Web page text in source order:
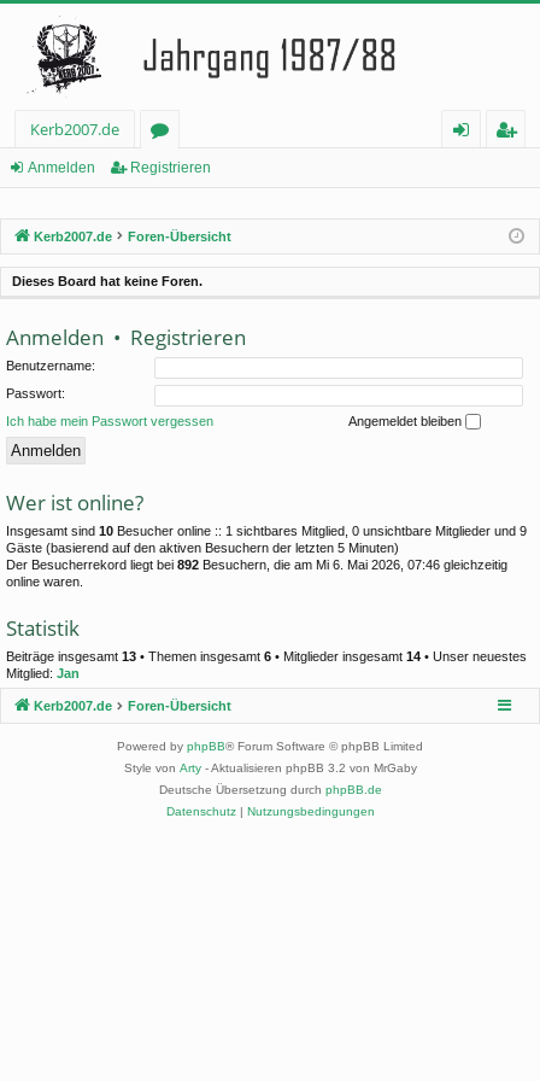
Kerb2007.de
or
rie
Anmelden Registrieren
Kerb2007.de Foren-Übersicht
Dieses Board hat keine Foren.
Anmelden • Registrieren
Benutzername:
Passwort:
Ich habe mein Passwort vergessen
Angemeldet bleiben
Wer ist online?
Insgesamt sind 10 Besucher online :: 1 sichtbares Mitglied, 0 unsichtbare Mitglieder und 9
Gäste (basierend auf den aktiven Besuchern der letzten 5 Minuten)
Der Besucherrekord liegt bei 892 Besuchern, die am Mi 6. Mai 2026, 07:46 gleichzeitig
online waren.
Statistik
Beiträge insgesamt 13 • Themen insgesamt 6 • Mitglieder insgesamt 14 • Unser neuestes
Mitglied: Jan
Kerb2007.de Foren-Übersicht
Powered by phpBB® Forum Software © phpBB Limited
Style von Arty- Aktualisieren phpBB 3.2 von MrGaby
Deutsche Übersetzung durch phpBB.de
Datenschutz| Nutzungsbedingungen